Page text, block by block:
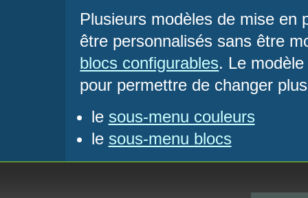
Plusieurs modèles de mise en
être personnalisés sans être
blocs configurables. Le
pour permettre de changer
le sous-menu couleurs
le sous-menu blocs